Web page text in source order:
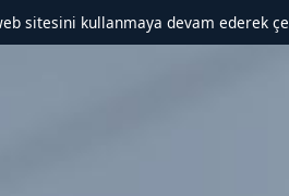
sitesini kullanmaya devam ederek